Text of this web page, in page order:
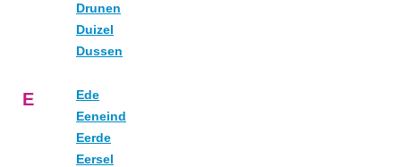
Drunen
Duizel
Dussen
E
Ede
Eeneind
Eerde
Eersel